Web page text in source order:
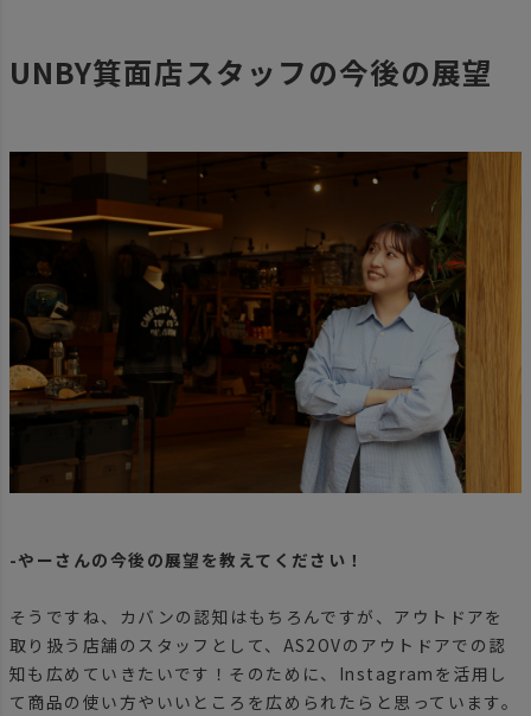
UNBY箕面店スタッフの今後の展望
-やーさんの今後の展望を教えてください！
そうですね、カバンの認知はもちろんですが、アウトドアを
取り扱う店舗のスタッフとして、AS2OVのアウトドアでの認
知も広めていきたいです！そのために、Instagramを活用し
て商品の使い方やいいところを広められたらと思っています。